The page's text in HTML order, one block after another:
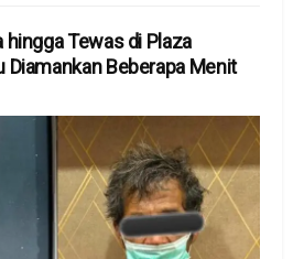
hingga Tewas di Plaza
Diamankan Beberapa Menit